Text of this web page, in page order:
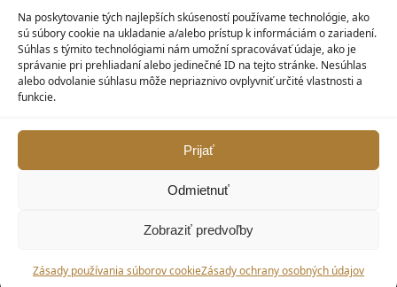
Na poskytovanie tých najlepších skúseností používame technológie, ako
sú súbory cookie na ukladanie a/alebo prístup k informáciám o zariadení.
Súhlas s týmito technológiami nám umožní spracovávať údaje, ako je
správanie pri prehliadaní alebo jedinečné ID na tejto stránke. Nesúhlas
alebo odvolanie súhlasu môže nepriaznivo ovplyvniť určité vlastnosti a
funkcie.
Prijať
Odmietnuť
Zobraziť predvoľby
Zásady používania súborov cookieZásady ochrany osobných údajov
História objednávok
Zľavové kupóny
KONTAKT
MAXILO DENTAL, s. r. o.
917 05 Trnava